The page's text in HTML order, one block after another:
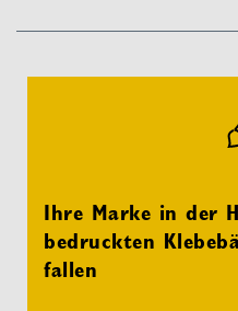
Ihre Marke in der
bedruckten
fallen